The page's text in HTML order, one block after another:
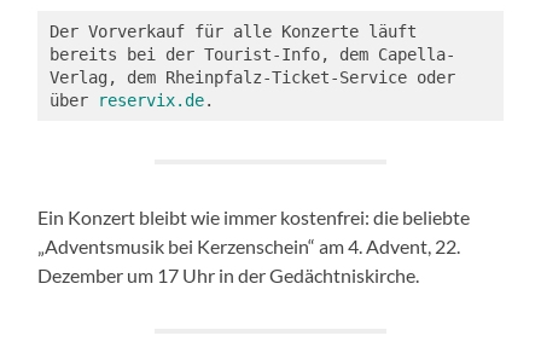
Der Vorverkauf für alle Konzerte läuft
bereits bei der Tourist-Info, dem Capella-
Verlag, dem Rheinpfalz-Ticket-Service oder
über
reservix.de.
Ein Konzert bleibt wie immer kostenfrei: die beliebte
„Adventsmusik bei Kerzenschein“ am 4. Advent, 22.
Dezember um 17 Uhr in der Gedächtniskirche.